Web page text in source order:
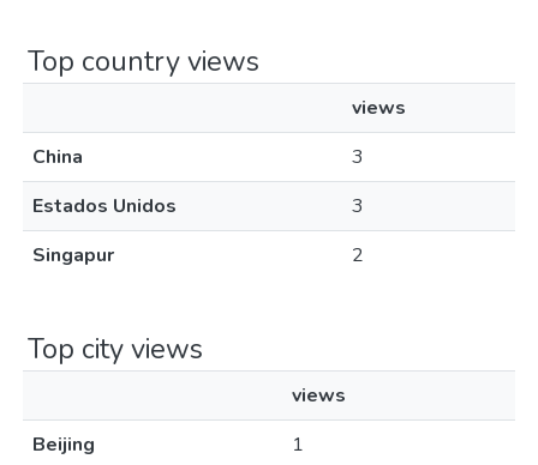
Top country views
views
China
3
Estados Unidos
3
Singapur
2
Top city views
views
Beijing
1